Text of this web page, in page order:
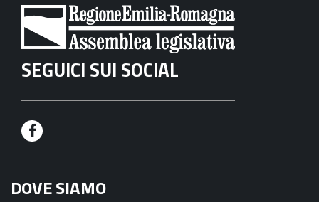
SEGUICI SUI SOCIAL
F
c
DOVE SIAMO